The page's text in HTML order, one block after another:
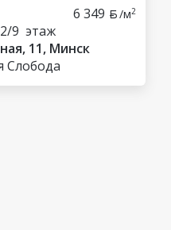
6 349 /м2
2/9 этаж
11, Минск
Слобода